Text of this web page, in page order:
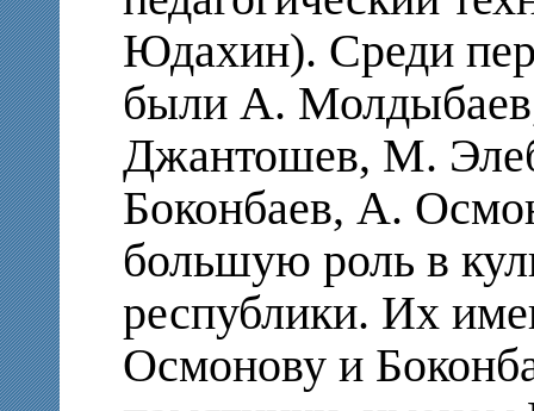
Юдахин). Среди
были А.
Джантошев, М.
Боконбаев, А.
большую роль в
республики. Их
Осмонову и